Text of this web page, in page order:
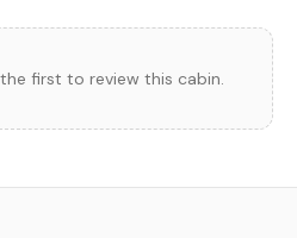
first to review this cabin.